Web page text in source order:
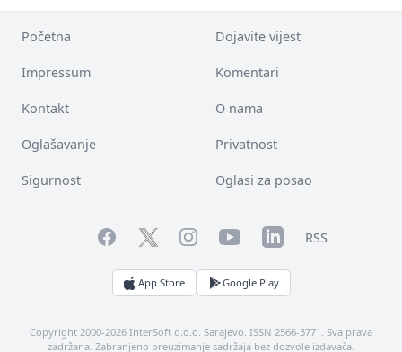
Početna Dojavite vijest
Impressum Komentari
Kontakt O nama
Oglašavanje Privatnost
Sigurnost Oglasi za posao
FacebookTwitterInstagramYouTubeLinkedInRSS
App Store Google Play
Copyright 2000-2026 InterSoft d.o.o. Sarajevo. ISSN 2566-3771. Sva prava
zadržana. Zabranjeno preuzimanje sadržaja bez dozvole izdavača.